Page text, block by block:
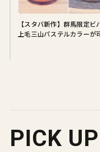
【スタバ新作】群馬限定ビ
上毛三山パステルカラーが
PICK UP